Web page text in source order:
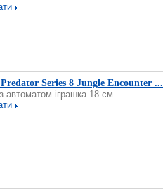
Series 8 Jungle Encounter ...
автоматом іграшка 18 см